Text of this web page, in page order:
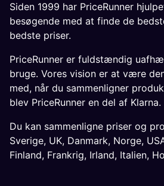
Siden 1999 har PriceRunner
besøgende med at finde de
bedste priser.
PriceRunner er fuldstændig
bruge. Vores vision er at være
med, når du sammenligner
blev PriceRunner en del af Klarna.
Du kan sammenligne priser og
Sverige, UK, Danmark, Norge,
Finland, Frankrig, Irland, Italien,